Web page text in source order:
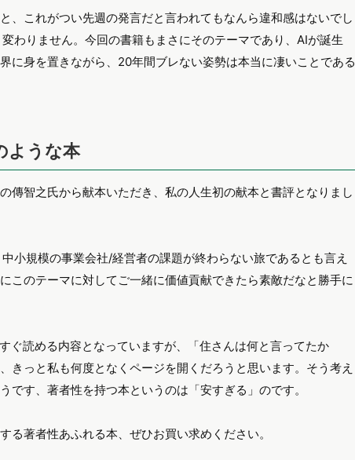
、これがつい先週の発言だと言われてもなんら違和感はないでし
わりません。今回の書籍もまさにそのテーマであり、AIが誕生
に身を置きながら、20年間ブレない姿勢は本当に凄いことである
ような本
傳智之氏から献本いただき、私の人生初の献本と書評となりまし
小規模の事業会社/経営者の課題が終わらない旅であるとも言え
このテーマに対してご一緒に価値貢献できたら素敵だなと勝手に
ぐ読める内容となっていますが、「住さんは何と言ってたか
きっと私も何度となくページを開くだろうと思います。そう考え
です、著者性を持つ本というのは「安すぎる」のです。
る著者性あふれる本、ぜひお買い求めください。